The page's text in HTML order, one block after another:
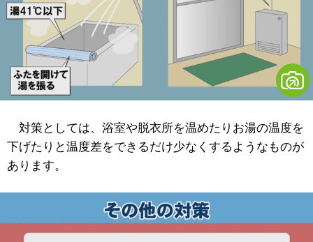
対策としては、浴室や脱衣所を温めたりお湯の温度を
下げたりと温度差をできるだけ少なくするようなものが
あります。